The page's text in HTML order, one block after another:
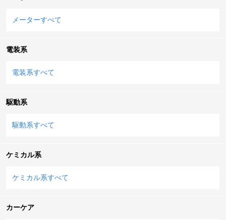
メーターすべて
電装系
電装系すべて
駆動系
駆動系すべて
ケミカル系
ケミカル系すべて
カーケア